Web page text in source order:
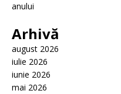
anului
Arhivă
august 2026
iulie 2026
iunie 2026
mai 2026